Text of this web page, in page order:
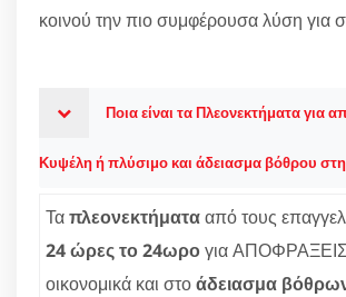
κοινού την πιο συμφέρουσα λύση για
Ποια είναι τα Πλεονεκτήματα για
Κυψέλη ή πλύσιμο και άδειασμα βόθρου
Ταπλεονεκτήματααπό τους
24 ώρες το 24ωρογια
οικονομικά και στοάδειασμα